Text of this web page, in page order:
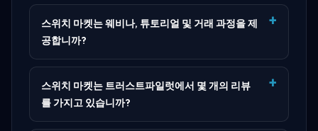
스위치 마켓는 웨비나, 튜토리얼 및 거래 과정을 제
공합니까?
스위치 마켓는 트러스트파일럿에서 몇 개의 리뷰
를 가지고 있습니까?